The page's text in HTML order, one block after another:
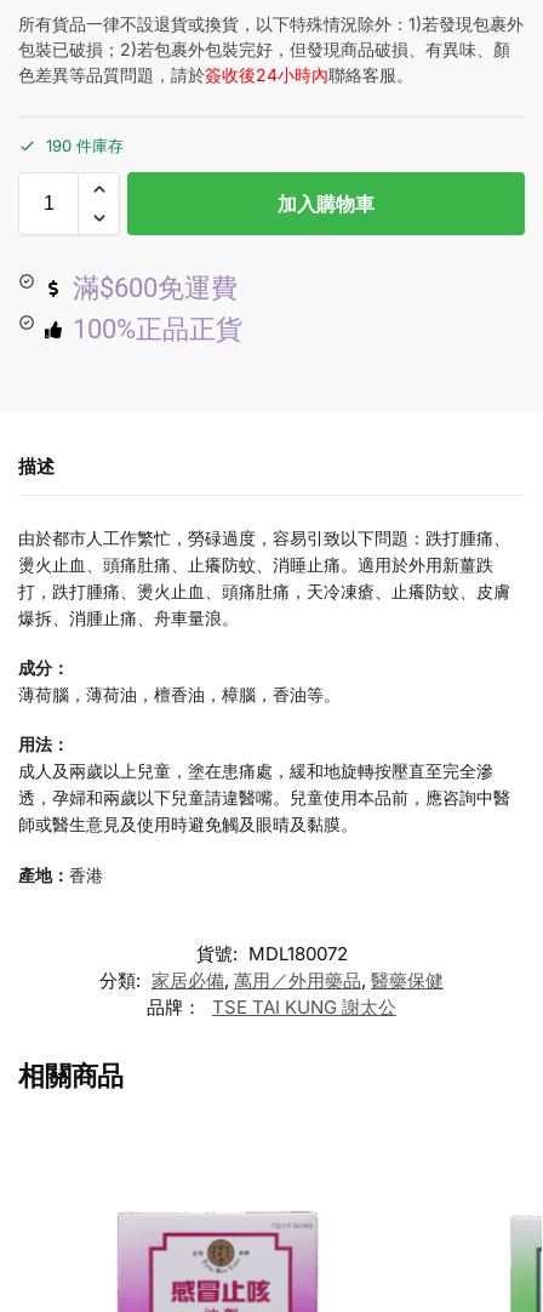
所有貨品一律不設退貨或換貨，以下特殊情況除外：1)若發現包裹外
包裝已破損；2)若包裹外包裝完好，但發現商品破損、有異味、顏
色差異等品質問題，請於簽收後24小時內聯絡客服。
190 件庫存
加入購物車
滿$600免運費
100%正品正貨
描述
由於都市人工作繁忙，勞碌過度，容易引致以下問題：跌打腫痛、
燙火止血、頭痛肚痛、止癢防蚊、消睡止痛。適用於外用新薑跌
打，跌打腫痛、燙火止血、頭痛肚痛，天冷凍瘡、止癢防蚊、皮膚
爆拆、消腫止痛、舟車量浪。
成分：
薄荷腦，薄荷油，檀香油，樟腦，香油等。
用法：
成人及兩歲以上兒童，塗在患痛處，緩和地旋轉按壓直至完全滲
透，孕婦和兩歲以下兒童請違醫嘴。兒童使用本品前，應咨詢中醫
師或醫生意見及使用時避免觸及眼晴及黏膜。
產地： 香港
貨號: MDL180072
分類: 家居必備, 萬用／外用藥品, 醫藥保健
品牌：
TSE TAI KUNG 謝太公
相關商品